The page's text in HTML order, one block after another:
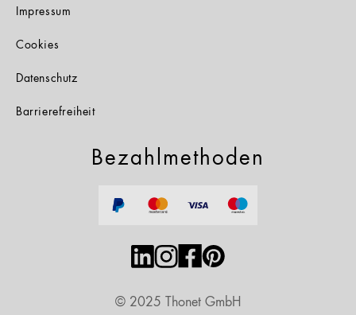
Impressum
Cookies
Datenschutz
Barrierefreiheit
Bezahlmethoden
© 2025 Thonet GmbH